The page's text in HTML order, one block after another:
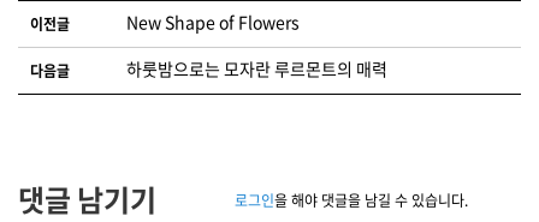
글 네비게이션
이전글 New Shape of Flowers
다음글 하룻밤으로는 모자란 루르몬트의 매력
댓글 남기기 로그인을 해야 댓글을 남길 수 있습니다.